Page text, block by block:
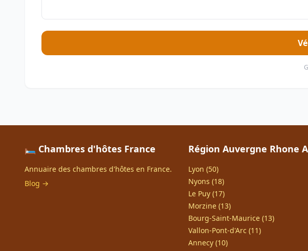
🛏️ Chambres d'hôtes France
Annuaire des chambres d'hôtes en France.
Blog →
Région Auvergne Rhone
Lyon (50)
Nyons (18)
Le Puy (17)
Morzine (13)
Bourg-Saint-Maurice (13)
Vallon-Pont-d'Arc (11)
Annecy (10)